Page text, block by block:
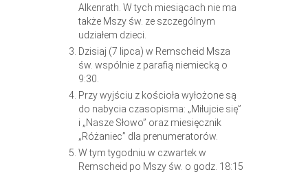
Alkenrath. W tych miesiącach nie ma
także Mszy św. ze szczególnym
udziałem dzieci.
Dzisiaj (7 lipca) w Remscheid Msza
św. wspólnie z parafią niemiecką o
9:30.
Przy wyjściu z kościoła wyłożone są
do nabycia czasopisma: „Miłujcie się”
i „Nasze Słowo” oraz miesięcznik
„Różaniec” dla prenumeratorów.
W tym tygodniu w czwartek w
Remscheid po Mszy św. o godz. 18:15